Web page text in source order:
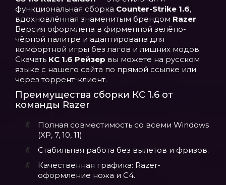
функциональная сборка Counter-Strike 1.6,
вдохновлённая знаменитым брендом Razer.
Версия оформлена в фирменной зелёно-
чёрной палитре и адаптирована для
комфортной игры без лагов и лишних модов.
Скачать КС 1.6 Рейзер вы можете на русском
языке с нашего сайта по прямой ссылке или
через торрент-клиент.
Преимущества сборки КС 1.6 от
команды Razer
Полная совместимость со всеми Windows
(XP, 7, 10, 11).
Стабильная работа без вылетов и фризов.
Качественная графика: Razer-
оформление ножа и C4.